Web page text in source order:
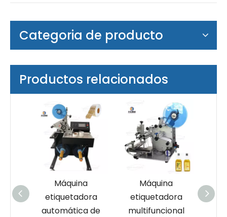
Categoria de producto
Productos relacionados
Máquina
etiquetadora
automática de
Máquina
etiquetadora
multifuncional